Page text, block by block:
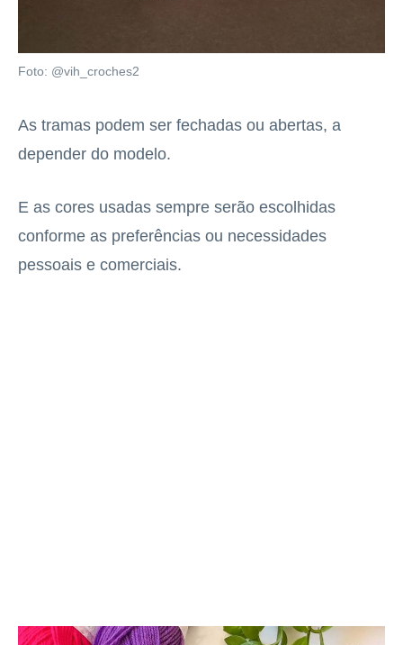
Foto: @vih_croches2
As tramas podem ser fechadas ou abertas, a
depender do modelo.
E as cores usadas sempre serão escolhidas
conforme as preferências ou necessidades
pessoais e comerciais.